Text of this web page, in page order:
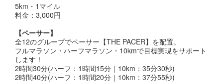
5km・1マイル
料金：3,000円
【ペーサー】
全12のグループでペーサー【THE PACER】を配置。
フルマラソン・ハーフマラソン・10kmで目標実現をサポート
します！
2時間30分(ハーフ：1時間15分｜10km：35分30秒)
2時間40分(ハーフ：1時間20分｜10km：37分55秒)